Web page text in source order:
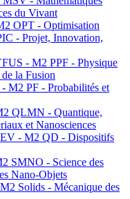
du Vivant
OPT - Optimisation
- Projet, Innovation,
- M2 PPF - Physique
de la Fusion
M2 PF - Probabilités et
QLMN - Quantique,
et Nanosciences
- M2 QD - Dispositifs
SMNO - Science des
Nano-Objets
Solids - Mécanique des